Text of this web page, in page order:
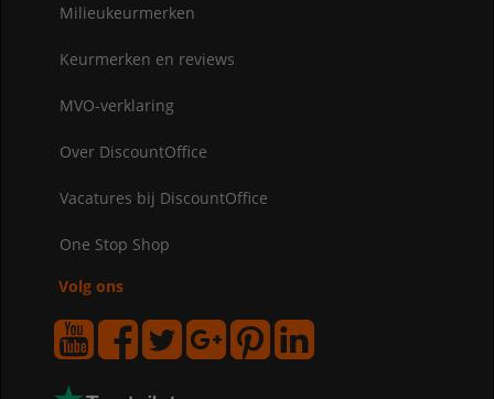
Milieukeurmerken
Keurmerken en reviews
MVO-verklaring
Over DiscountOffice
Vacatures bij DiscountOffice
One Stop Shop
Volg ons